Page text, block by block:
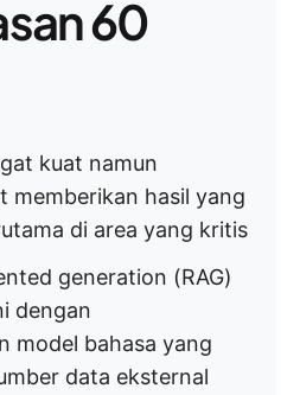
60
kuat namun
memberikan hasil yang
di area yang kritis
generation (RAG)
dengan
model bahasa yang
data eksternal